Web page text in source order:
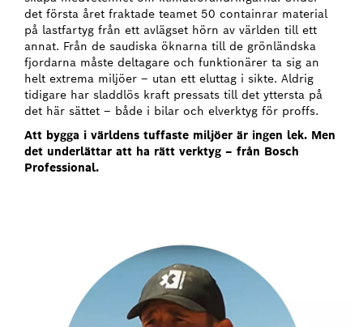
det första året fraktade teamet 50 containrar material
på lastfartyg från ett avlägset hörn av världen till ett
annat. Från de saudiska öknarna till de grönländska
fjordarna måste deltagare och funktionärer ta sig an
helt extrema miljöer – utan ett eluttag i sikte. Aldrig
tidigare har sladdlös kraft pressats till det yttersta på
det här sättet – både i bilar och elverktyg för proffs.
Att bygga i världens tuffaste miljöer är ingen lek. Men
det underlättar att ha rätt verktyg – från Bosch
Professional.